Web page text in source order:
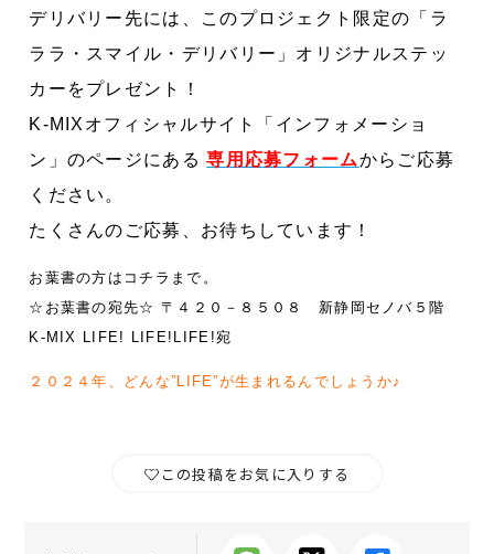
デリバリー先には、このプロジェクト限定の「ラ
ララ・スマイル・デリバリー」オリジナルステッ
カーをプレゼント！
K-MIXオフィシャルサイト「インフォメーショ
ン」のページにある専用応募フォームからご応募
ください。
たくさんのご応募、お待ちしています！
お葉書の方はコチラまで。
☆お葉書の宛先☆ 〒４２０－８５０８ 新静岡セノバ５階
K-MIX LIFE! LIFE!LIFE!宛
２０２４年、どんな”LIFE”が生まれるんでしょうか♪
この投稿をお気に入りする